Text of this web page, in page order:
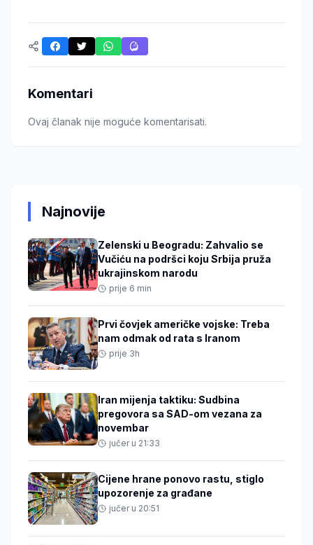
Komentari
Ovaj članak nije moguće komentarisati.
Najnovije
Zelenski u Beogradu: Zahvalio se
Vučiću na podršci koju Srbija pruža
ukrajinskom narodu
prije 6 min
Prvi čovjek američke vojske: Treba
nam odmak od rata s Iranom
prije 3h
Iran mijenja taktiku: Sudbina
pregovora sa SAD-om vezana za
novembar
jučer u 21:33
Cijene hrane ponovo rastu, stiglo
upozorenje za građane
jučer u 20:51